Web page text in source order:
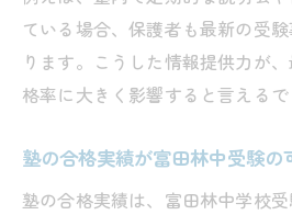
ている場合、保護者も最新の受
ります。こうした情報提供力が
格率に大きく影響すると言えるで
塾の合格実績が富田林中受験の
塾の合格実績は、富田林中学校